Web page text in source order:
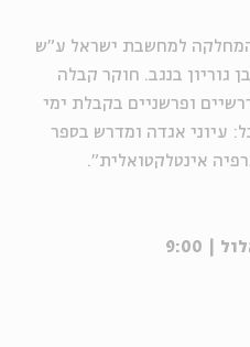
למחשבת ישראל ע"ש
גוריון בנגב. חוקר קבלה
ופרשניים בקבלת ימי
עיוני אגדה ומדרש בספר
אינטלקטואלית".